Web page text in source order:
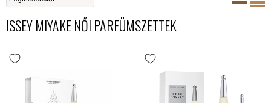
ISSEY MIYAKE NŐI PARFÜMSZETTEK